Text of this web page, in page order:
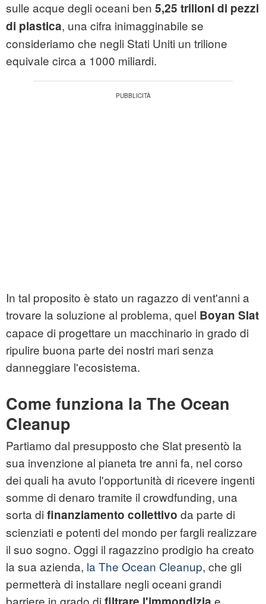
sulle acque degli oceani ben 5,25 trilioni di pezzi
di plastica, una cifra inimagginabile se
consideriamo che negli Stati Uniti un trilione
equivale circa a 1000 miliardi.
In tal proposito è stato un ragazzo di vent'anni a
trovare la soluzione al problema, quel Boyan Slat
capace di progettare un macchinario in grado di
ripulire buona parte dei nostri mari senza
danneggiare l'ecosistema.
Come funziona la The Ocean
Cleanup
Partiamo dal presupposto che Slat presentò la
sua invenzione al pianeta tre anni fa, nel corso
dei quali ha avuto l'opportunità di ricevere ingenti
somme di denaro tramite il crowdfunding, una
sorta di finanziamento collettivo da parte di
scienziati e potenti del mondo per fargli realizzare
il suo sogno. Oggi il ragazzino prodigio ha creato
la sua azienda, la The Ocean Cleanup, che gli
permetterà di installare negli oceani grandi